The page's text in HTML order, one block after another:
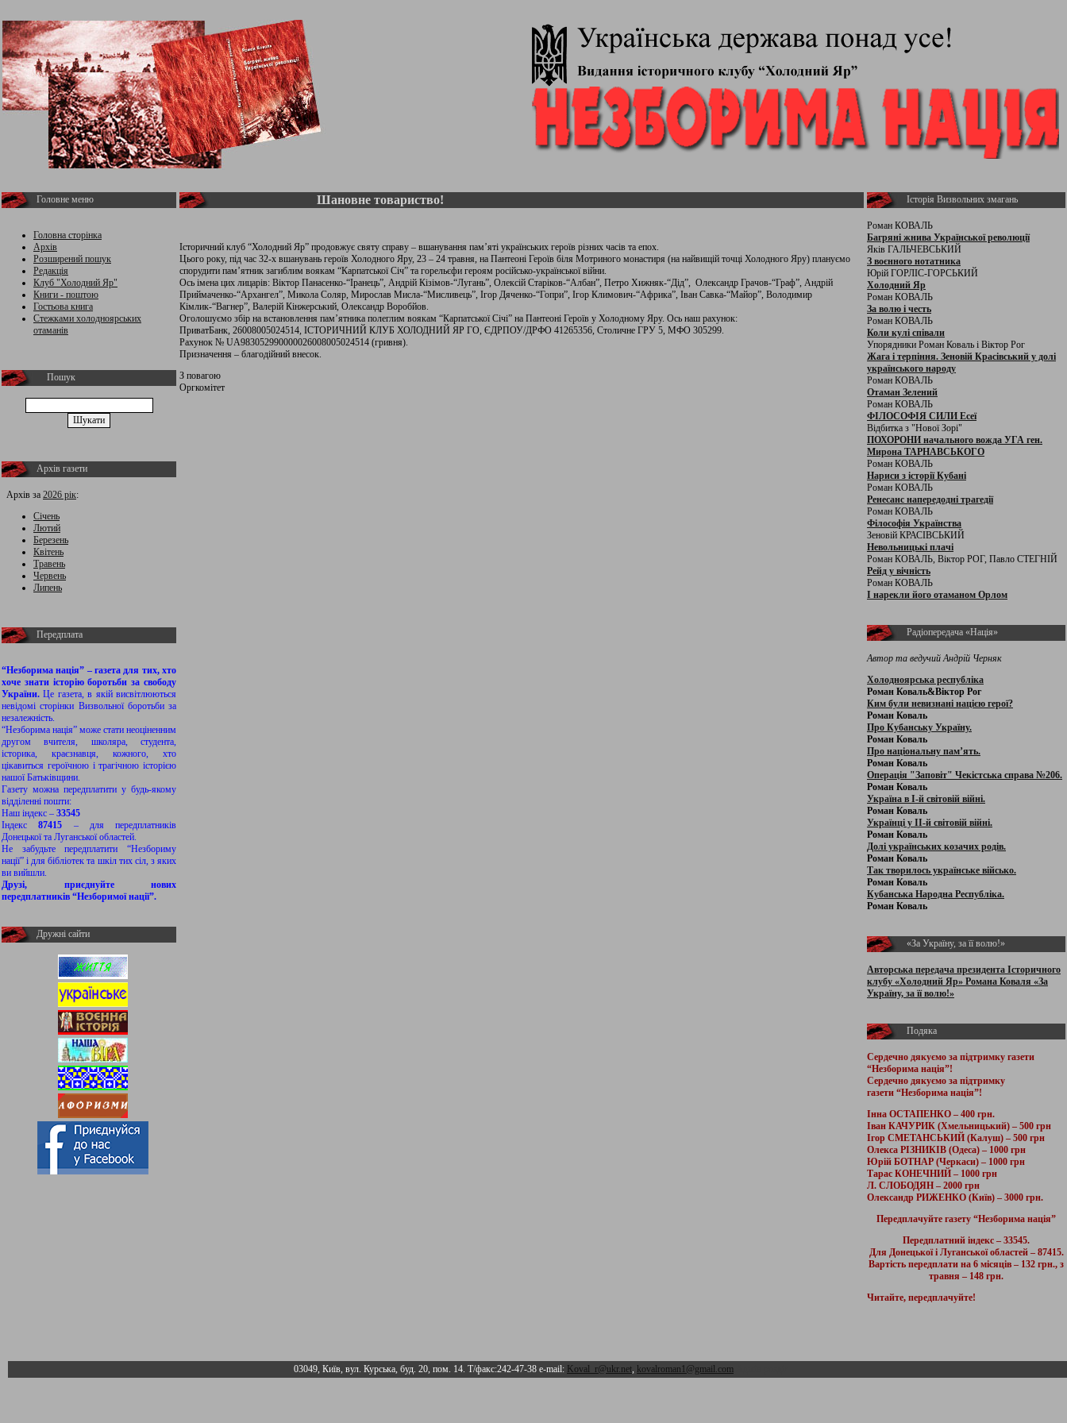
Головне меню
Головна сторінка
Архів
Розширений пошук
Редакція
Клуб "Холодний Яр"
Книги - поштою
Гостьова книга
Стежками холодноярських
отаманів
Пошук
Архів газети
Архів за 2026 рік:
Січень
Лютий
Березень
Квітень
Травень
Червень
Липень
Передплата
“Незборима нація” – газета для тих, хто
хоче знати історію боротьби за свободу
України.Це газета, в якій висвітлюються
невідомі сторінки Визвольної боротьби за
незалежність.
“Незборима нація” може стати неоціненним
другом вчителя, школяра, студента,
історика, краєзнавця, кожного, хто
цікавиться героїчною і трагічною історією
нашої Батьківщини.
Газету можна передплатити у будь-якому
відділенні пошти:
Наш індекс – 33545
Індекс87415 – для передплатників
Донецької та Луганської областей.
Не забудьте передплатити “Незбориму
нації” і для бібліотек та шкіл тих сіл, з яких
ви вийшли.
Друзі, приєднуйте нових
передплатників “Незборимої нації”.
Дружні сайти
Шановне товариство!
Історичний клуб “Холодний Яр” продовжує святу справу – вшанування пам’яті українських героїв різних часів та епох.
Цього року, під час 32-х вшанувань героїв Холодного Яру, 23 – 24 травня, на Пантеоні Героїв біля Мотриного монастиря (на найвищій точці Холодного Яру) плануємо
спорудити пам’ятник загиблим воякам “Карпатської Січ” та горельєфи героям російсько-української війни.
Ось імена цих лицарів: Віктор Панасенко-“Іранець”, Андрій Кізімов-“Лугань”, Олексій Старіков-“Албан”, Петро Хижняк-“Дід”, Олександр Грачов-“Граф”, Андрій
Приймаченко-“Архангел”, Микола Соляр, Мирослав Мисла-“Мисливець”, Ігор Дяченко-“Гопри”, Ігор Климович-“Африка”, Іван Савка-“Майор”, Володимир
Кімлик-“Вагнер”, Валерій Кінжерський, Олександр Воробйов.
Оголошуємо збір на встановлення пам’ятника полеглим воякам “Карпатської Січі” на Пантеоні Героїв у Холодному Яру. Ось наш рахунок:
ПриватБанк, 26008005024514, IСТОРИЧНИЙ КЛУБ ХОЛОДНИЙ ЯР ГО, ЄДРПОУ/ДРФО 41265356, Столичне ГРУ 5, МФО 305299.
Рахунок № UA983052990000026008005024514 (гривня).
Призначення – благодійний внесок.
З повагою
Оргкомітет
Історія Визвольних змагань
Роман КОВАЛЬ
Багряні жнива Української революції
Яків ГАЛЬЧЕВСЬКИЙ
З воєнного нотатника
Юрій ГОРЛІС-ГОРСЬКИЙ
Холодний Яр
Роман КОВАЛЬ
За волю і честь
Роман КОВАЛЬ
Коли кулі співали
Упорядники Роман Коваль і Віктор Рог
Жага і терпіння. Зеновій Красівський у долі
українського народу
Роман КОВАЛЬ
Отаман Зелений
Роман КОВАЛЬ
ФІЛОСОФІЯ СИЛИ Есеї
Відбитка з "Нової Зорі"
ПОХОРОНИ начального вожда УГА ген.
Мирона ТАРНАВСЬКОГО
Роман КОВАЛЬ
Нариси з історії Кубані
Роман КОВАЛЬ
Ренесанс напередодні трагедії
Роман КОВАЛЬ
Філософія Українства
Зеновій КРАСІВСЬКИЙ
Невольницькі плачі
Роман КОВАЛЬ, Віктор РОГ, Павло СТЕГНІЙ
Рейд у вічність
Роман КОВАЛЬ
І нарекли його отаманом Орлом
Радіопередача «Нація»
Автор та ведучий Андрій Черняк
Холодноярська республіка
Роман Коваль&Віктор Рог
Ким були невизнані нацією герої?
Роман Коваль
Про Кубанську Україну.
Роман Коваль
Про національну пам’ять.
Роман Коваль
Операція "Заповіт" Чекістська справа №206.
Роман Коваль
Україна в І-й світовій війні.
Роман Коваль
Українці у ІІ-й світовій війні.
Роман Коваль
Долі українських козачих родів.
Роман Коваль
Так творилось українське військо.
Роман Коваль
Кубанська Народна Республіка.
Роман Коваль
«За Україну, за її волю!»
Авторська передача президента Історичного
клубу «Холодний Яр» Романа Коваля «За
Україну, за її волю!»
Подяка
Сердечно дякуємо за підтримку газети
“Незборима нація”!
Сердечно дякуємо за підтримку
газети “Незборима нація”!
Інна ОСТАПЕНКО – 400 грн.
Іван КАЧУРИК (Хмельницький) – 500 грн
Ігор СМЕТАНСЬКИЙ (Калуш) – 500 грн
Олекса РІЗНИКІВ (Одеса) – 1000 грн
Юрій БОТНАР (Черкаси) – 1000 грн
Тарас КОНЕЧНИЙ – 1000 грн
Л. СЛОБОДЯН – 2000 грн
Олександр РИЖЕНКО (Київ) – 3000 грн.
Передплачуйте газету “Незборима нація”
Передплатний індекс – 33545.
Для Донецької і Луганської областей – 87415.
Вартість передплати на 6 місяців – 132 грн., з
травня – 148 грн.
Читайте, передплачуйте!
03049, Київ, вул. Курська, буд. 20, пом. 14. Т/факс:242-47-38 e-mail: Koval_r@ukr.net, kovalroman1@gmail.com